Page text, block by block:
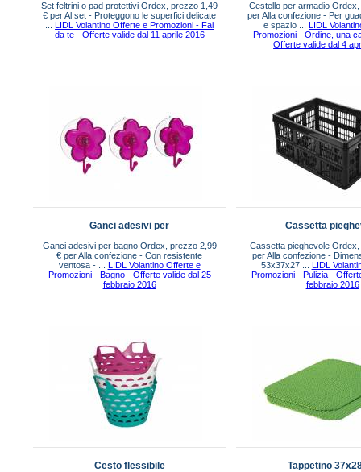
Set feltrini o pad protettivi Ordex, prezzo 1,49
€ per Al set - Proteggono le superfici delicate
...LIDL Volantino Offerte e Promozioni - Fai
da te - Offerte valide dal 11 aprile 2016
Cestello per armadio
per Alla confezione - Per
e spazio ...LIDL
Promozioni - Ordine, una
Offerte valide dal 4
Ganci adesivi per
Ganci adesivi per bagno Ordex, prezzo 2,99
€ per Alla confezione - Con resistente
ventosa - ... LIDL Volantino Offerte e
Promozioni - Bagno - Offerte valide dal 25
febbraio 2016
Cassetta
Cassetta pieghevole
per Alla confezione -
53x37x27 ... LIDL
Promozioni - Pulizia -
febbraio 2016
Cesto flessibile Tappetino